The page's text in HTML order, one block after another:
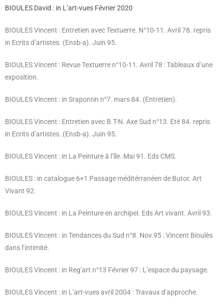
BIOULES David : in L’art-vues Février 2020
BIOULES Vincent : Entretien avec Textuerre. N°10-11. Avril 78. repris
in Ecrits d’artistes. (Ensb-a). Juin 95.
BIOULES Vincent : Revue Textuerre n°10-11. Avril 78 : Tableaux d’une
exposition.
BIOULES Vincent : in Srapontin n°7. mars 84. (Entretien).
BIOULES Vincent : Entretien avec B.T-N. Axe Sud n°13. Eté 84. repris
in Ecrits d’artistes. (Ensb-a). Juin 95.
BIOULES Vincent : in La Peinture à l’île. Mai 91. Eds CMS.
BIOULES : in catalogue 6+1 Passage méditérranéen de Butor. Art
Vivant 92.
BIOULES Vincent : in La Peinture en archipel. Eds Art vivant. Avril 93.
BIOULES Vincent : in Tendances du Sud n°8. Nov.95 : Vincent Bioulès
dans l’intimité.
BIOULES Vincent : in Reg’art n°13 Février 97 : L’espace du paysage.
BIOULES Vincent : in L’art-vues avril 2004 : Travaux d’approche.